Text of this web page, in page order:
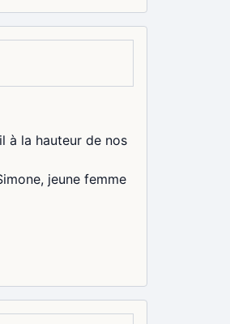
à la hauteur de nos
jeune femme